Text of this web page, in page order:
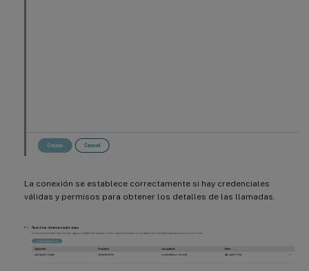
La conexión se establece correctamente si hay credenciales
válidas y permisos para obtener los detalles de las llamadas.